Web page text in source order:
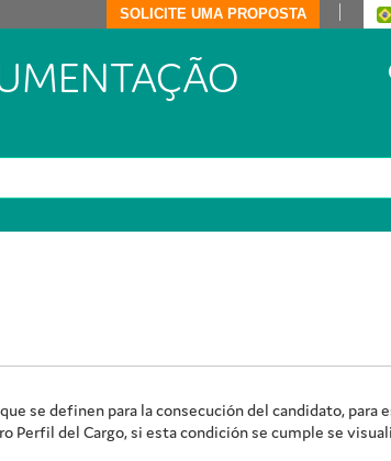
SOLICITE UMA PROPOSTA
se definen para la consecución del candidato, para
Perfil del Cargo, si esta condición se cumple se